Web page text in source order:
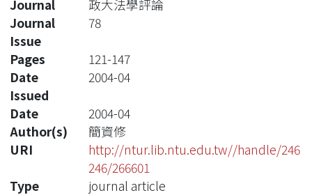
Journal
政大法學評論
Journal
Issue
78
Pages
121-147
Date
Issued
2004-04
Date
2004-04
Author(s)
簡資修
URI
http://ntur.lib.ntu.edu.tw//handle/246
246/266601
Type
journal article